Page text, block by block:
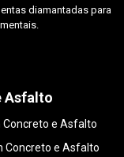
diamantadas para
Asfalto
Concreto e Asfalto
Concreto e Asfalto